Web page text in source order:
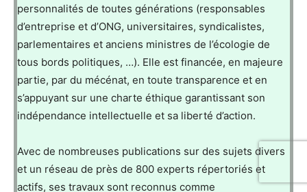
personnalités de toutes générations (responsables
d’entreprise et d’ONG, universitaires, syndicalistes,
parlementaires et anciens ministres de l’écologie de
tous bords politiques, …). Elle est financée, en majeure
partie, par du mécénat, en toute transparence et en
s’appuyant sur une charte éthique garantissant son
indépendance intellectuelle et sa liberté d’action.
Avec de nombreuses publications sur des sujets divers
et un réseau de près de 800 experts répertoriés et
actifs, ses travaux sont reconnus comme